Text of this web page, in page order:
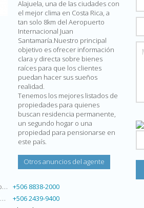
Alajuela, una de las ciudades con
el mejor clima en Costa Rica, a
tan solo 8km del Aeropuerto
Internacional Juan
Santamaría.Nuestro principal
objetivo es ofrecer información
clara y directa sobre bienes
raíces para que los clientes
puedan hacer sus sueños
realidad.
Tenemos los mejores listados de
propiedades para quienes
buscan residencia permanente,
un segundo hogar o una
propiedad para pensionarse en
este país.
Otros anuncios del agente
Teléfono principal
+506 8838-2000
Teléfono secundario
+506 2439-9400